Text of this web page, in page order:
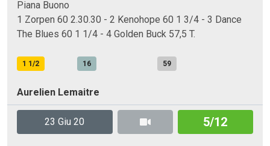
Piana Buono
1 Zorpen 60 2.30.30 - 2 Kenohope 60 1 3/4 - 3 Dance
The Blues 60 1 1/4 - 4 Golden Buck 57,5 T.
1 1/2 16 59
Aurelien Lemaitre
23 Giu 20 5/12